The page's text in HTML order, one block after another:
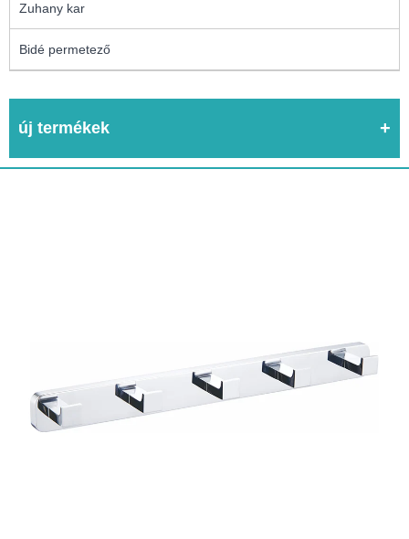
Zuhany kar
Bidé permetező
új termékek